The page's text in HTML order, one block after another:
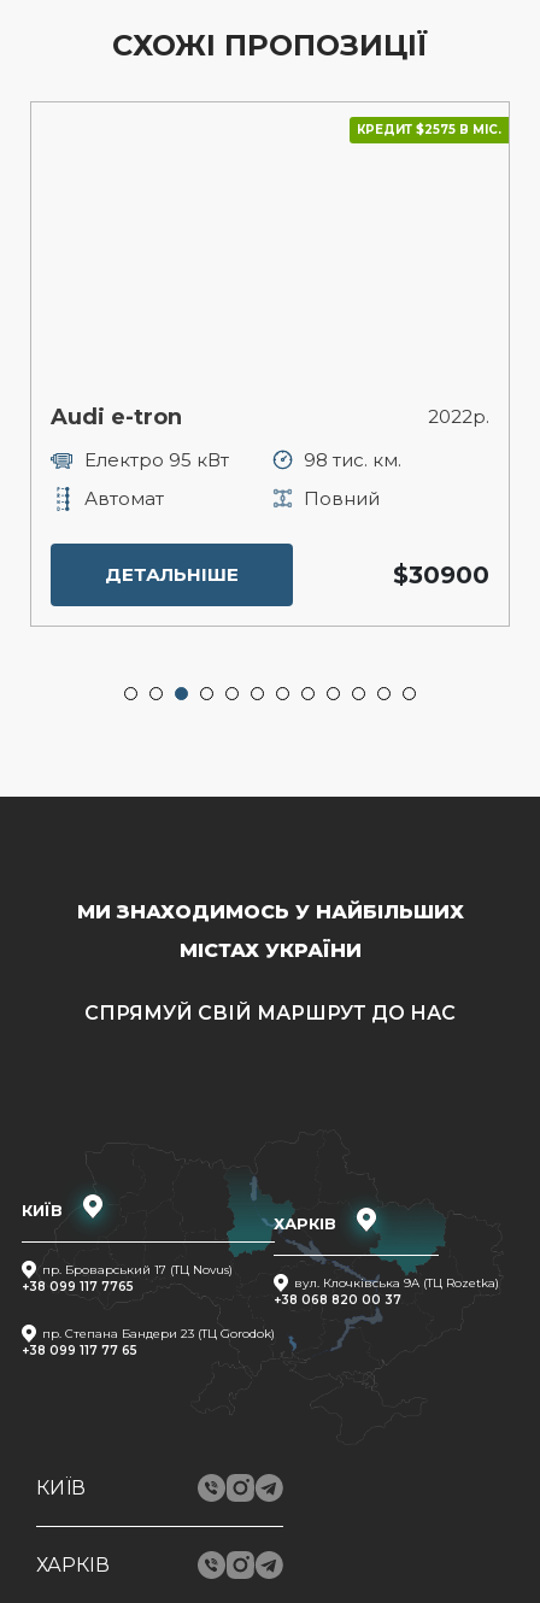
СХОЖІ ПРОПОЗИЦІЇ
2022р.
98 тис. км.
Повний
$30900
Toyota Highlander
Бензин 3.5 л.
Автомат
ДЕТАЛЬНІШЕ
МИ ЗНАХОДИМОСЬ У НАЙБІЛЬШИХ
МІСТАХ УКРАЇНИ
СПРЯМУЙ СВІЙ МАРШРУТ ДО НАС
КИЇВ
пр. Броварський 17 (ТЦ Novus)
+38 099 117 7765
пр. Степана Бандери 23 (ТЦ Gorodok)
+38 099 117 77 65
ХАРКІВ
вул. Клочківська 9A (ТЦ Rozetka)
+38 068 820 00 37
КИЇВ
ХАРКІВ